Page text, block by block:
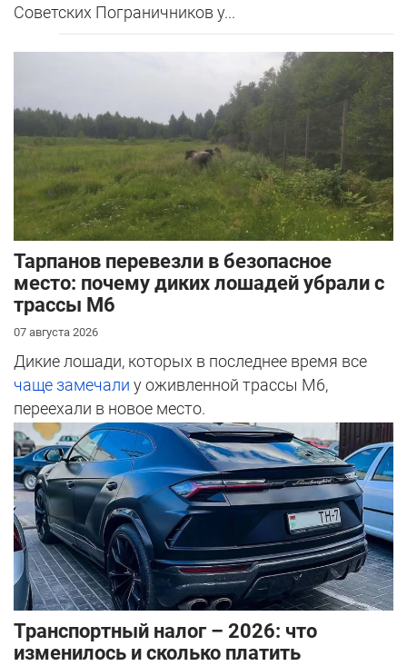
Советских Пограничников у...
Тарпанов перевезли в безопасное
место: почему диких лошадей убрали с
трассы М6
07 августа 2026
Дикие лошади, которых в последнее время все
чаще замечали у оживленной трассы М6,
переехали в новое место.
Транспортный налог – 2026: что
изменилось и сколько платить